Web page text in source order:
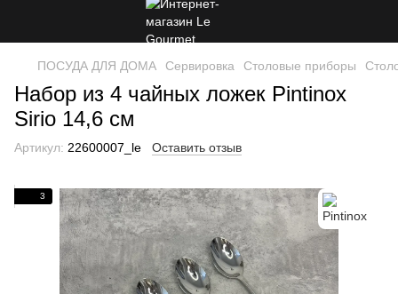
ПОСУДА ДЛЯ ДОМА Сервировка Столовые приборы
Набор из 4 чайных ложек Pintinox
Sirio 14,6 см
Артикул: 22600007_le Оставить отзыв
3